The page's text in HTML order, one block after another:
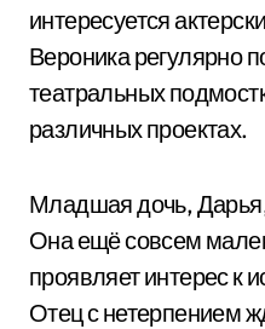
интересуется
Вероника регулярно
театральных
различных проектах.
Младшая дочь,
Она ещё совсем
проявляет интерес к
Отец с нетерпением